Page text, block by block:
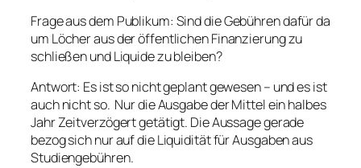
Frage aus dem Publikum: Sind die Gebühren dafür da
um Löcher aus der öffentlichen Finanzierung zu
schließen und Liquide zu bleiben?
Antwort: Es ist so nicht geplant gewesen – und es ist
auch nicht so. Nur die Ausgabe der Mittel ein halbes
Jahr Zeitverzögert getätigt. Die Aussage gerade
bezog sich nur auf die Liquidität für Ausgaben aus
Studiengebühren.